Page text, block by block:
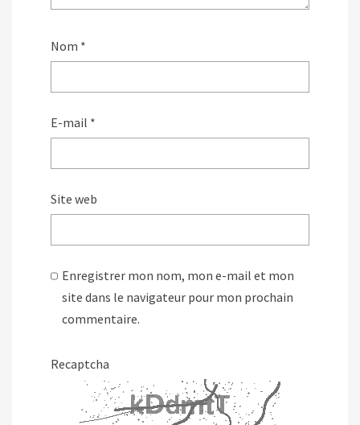
Nom *
E-mail *
Site web
Enregistrer mon nom, mon e-mail et mon
site dans le navigateur pour mon prochain
commentaire.
Recaptcha